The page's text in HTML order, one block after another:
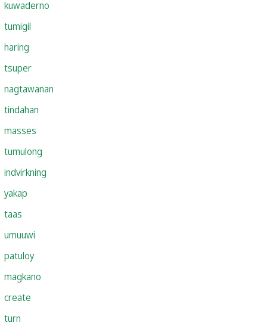
kuwaderno
tumigil
haring
tsuper
nagtawanan
tindahan
masses
tumulong
indvirkning
yakap
taas
umuuwi
patuloy
magkano
create
turn